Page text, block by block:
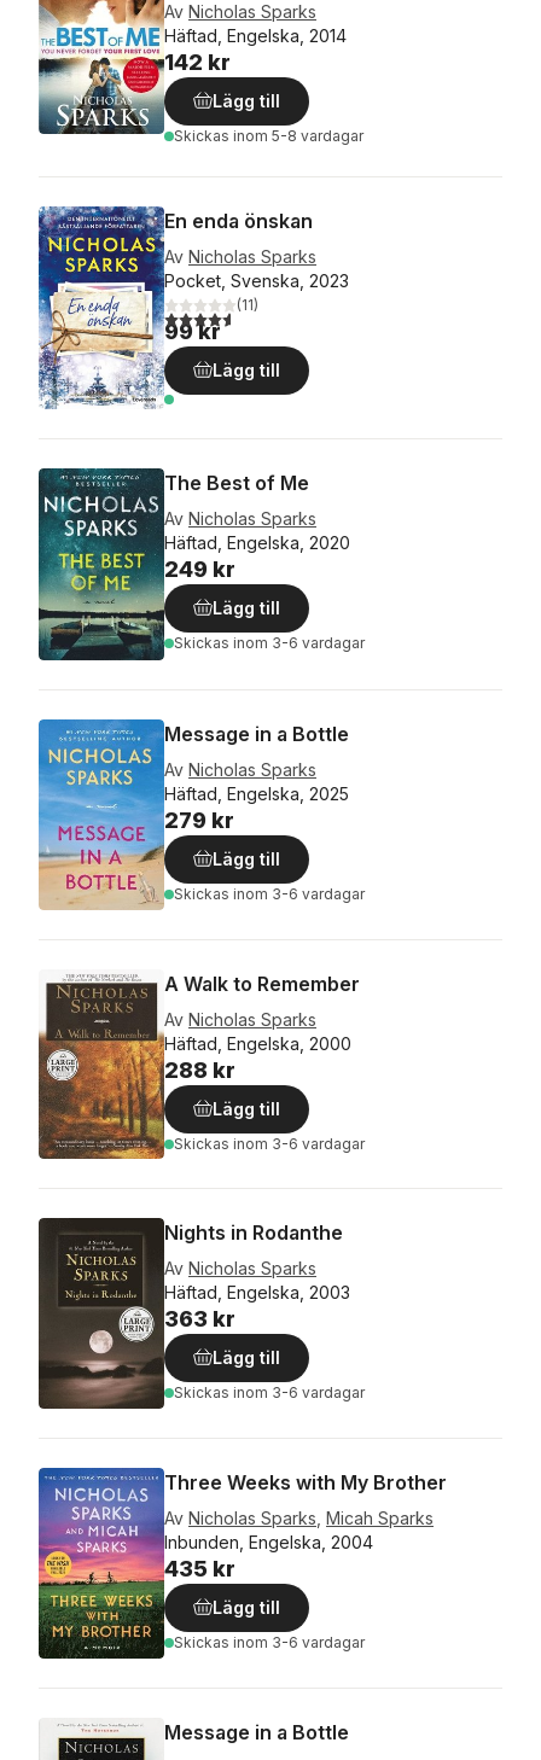
Av Nicholas Sparks
Häftad, Engelska, 2014
142 kr
Lägg till
Skickas inom 5-8 vardagar
En enda önskan
Av Nicholas Sparks
Pocket, Svenska, 2023
4,6utav 5 stjärnor. Totalt antal röster:
(11)
99 kr
Lägg till
The Best of Me
Av Nicholas Sparks
Häftad, Engelska, 2020
249 kr
Lägg till
Skickas inom 3-6 vardagar
Message in a Bottle
Av Nicholas Sparks
Häftad, Engelska, 2025
279 kr
Lägg till
Skickas inom 3-6 vardagar
A Walk to Remember
Av Nicholas Sparks
Häftad, Engelska, 2000
288 kr
Lägg till
Skickas inom 3-6 vardagar
Nights in Rodanthe
Av Nicholas Sparks
Häftad, Engelska, 2003
363 kr
Lägg till
Skickas inom 3-6 vardagar
Three Weeks with My Brother
Av Nicholas Sparks Micah Sparks
Inbunden, Engelska, 2004
435 kr
Lägg till
Skickas inom 3-6 vardagar
Message in a Bottle